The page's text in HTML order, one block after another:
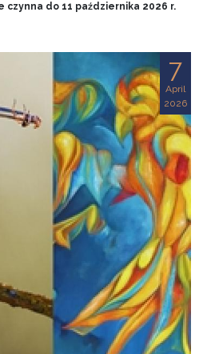
czynna do 11 października 2026 r.
7
April
2026